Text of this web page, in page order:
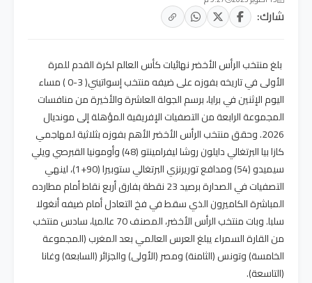
شارك:
بلغ منتخب الرأس الأخضر نهائيات كأس العالم لكرة القدم للمرة
الأولى في تاريخه بفوزه على ضيفه منتخب إسواتيني( 3-0 ) مساء
اليوم الإثنين في برايا، برسم الجولة العاشرة والأخيرة من منافسات
المجموعة الرابعة من التصفيات الإفريقية المؤهلة إلى مونديال
2026. وحقق منتخب الرأس الأخضر الأهم بفوزه بثلاثية لمهاجمي
كازا بيا البرتغالي دايلون روشا ليفرامينتو (48) وأومونيا القبرصي ويلي
سيميدو (54) ومدافع توريرنزي البرتغالي ستوبيرا (90+1)، لينهي
التصفيات في الصدارة برصيد 23 نقطة بفارق أربع نقاط أمام مطارده
المباشرة الكاميرون الذي سقط في فخ التعادل أمام ضيفه أنغولا
سلبا. وبات منتخب الرأس الأخضر، المصنف 70 عالميا، سادس منتخب
من القارة السمراء يبلغ العرس العالمي بعد المغرب (المجموعة
الخامسة) وتونس (الثامنة) ومصر (الأولى) والجزائر (السابعة) وغانا
(التاسعة).